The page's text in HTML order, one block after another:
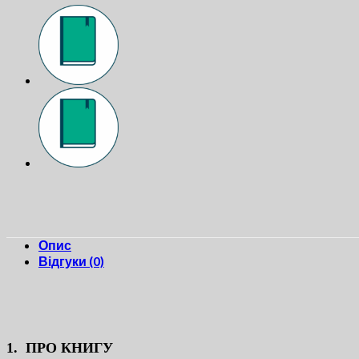
Опис
Відгуки (0)
1. ПPO КНИГУ